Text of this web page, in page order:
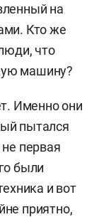
на
Кто же
что
машину?
Именно они
пытался
первая
были
и вот
приятно,